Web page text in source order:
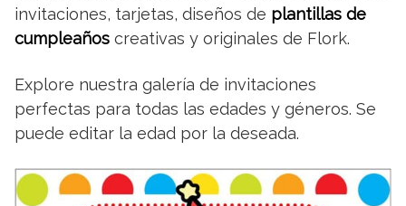
invitaciones, tarjetas, diseños de plantillas de
cumpleaños creativas y originales de Flork.
Explore nuestra galería de invitaciones
perfectas para todas las edades y géneros. Se
puede editar la edad por la deseada.